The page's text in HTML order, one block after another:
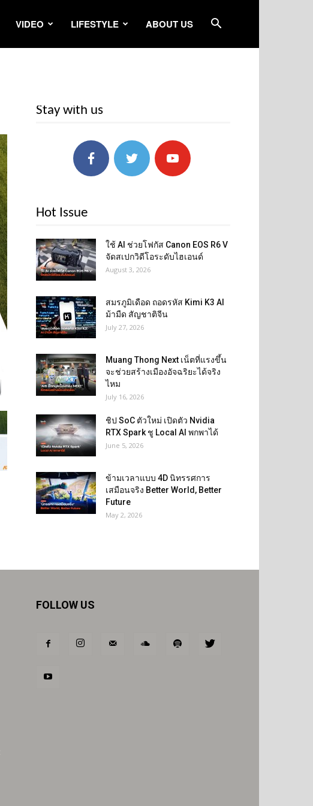
VIDEO LIFESTYLE ABOUT US
Stay with us
Hot Issue
ใช้ AI ช่วยโฟกัส Canon EOS R6 V
จัดสเปกวิดีโอระดับไฮเอนด์
August 3, 2026
สมรภูมิเดือด ถอดรหัส Kimi K3 AI
ม้ามืด สัญชาติจีน
July 27, 2026
Muang Thong Next เน็ตที่แรงขึ้น
จะช่วยสร้างเมืองอัจฉริยะได้จริง
ไหม
July 16, 2026
ชิป SoC ตัวใหม่ เปิดตัว Nvidia
RTX Spark ชู Local AI พกพาได้
June 5, 2026
ข้ามเวลาแบบ 4D นิทรรศการ
เสมือนจริง Better World, Better
Future
May 2, 2026
FOLLOW US